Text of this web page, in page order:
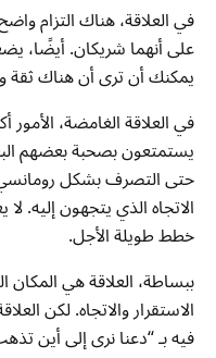
في العلاقة، هناك التزام
على أنهما شريكان. أيضًا،
يمكنك أن ترى أن هناك ثقة
في العلاقة الغامضة،
يستمتعون بصحبة بعضهم
حتى التصرف بشكل
الاتجاه الذي يتجهون إليه.
خطط طويلة الأجل.
ببساطة، العلاقة هي
الاستقرار والاتجاه. لكن
فيه بـ “دعنا نرى إلى أين